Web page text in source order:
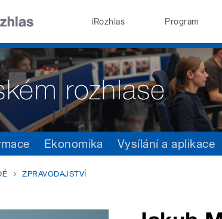
iRozhlas Program
Ekonomika Vysílání a aplikace
ZPRAVODAJSTVÍ